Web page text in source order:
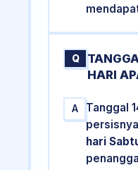
Q
HARI
A
Tanggal
hari